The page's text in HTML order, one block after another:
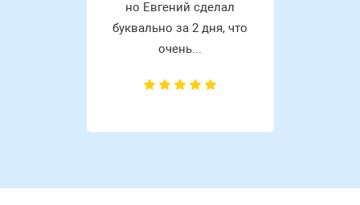
но Евгений сделал
буквально за 2 дня, что
очень...